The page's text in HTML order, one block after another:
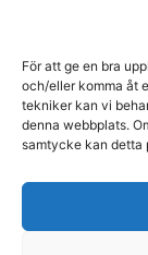
För att ge en bra
och/eller komma åt
tekniker kan vi
denna webbplats.
samtycke kan detta
Samarbetspartners:
Poolbutiken.se
Gardenmarket.se
VÅRT